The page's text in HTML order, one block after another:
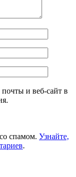
и веб-сайт в
спамом. Узнайте,
.